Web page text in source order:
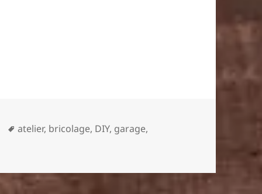
Mots-
atelier, bricolage, DIY, garage,
Bricolage et restauration d’un étau